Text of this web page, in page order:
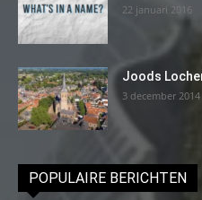
22 januari 2016
Joods
3 december 2014
POPULAIRE BERICHTEN